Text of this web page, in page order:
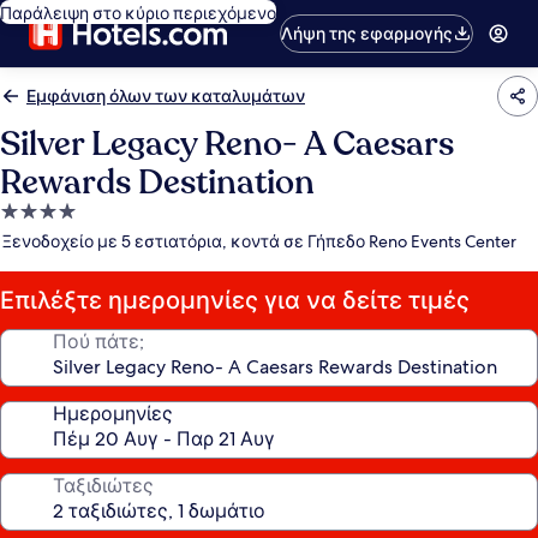
Παράλειψη στο κύριο περιεχόμενο
Λήψη της εφαρμογής
Εμφάνιση όλων των καταλυμάτων
Silver Legacy Reno- A Caesars
Rewards Destination
Κατάλυμα
με
αστέρια
Ξενοδοχείο με 5 εστιατόρια, κοντά σε Γήπεδο Reno Events Center
Επιλέξτε ημερομηνίες για να δείτε τιμές
Πού πάτε;
Ημερομηνίες
Ταξιδιώτες